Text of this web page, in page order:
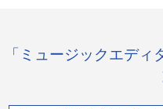
「ミュージックエデ